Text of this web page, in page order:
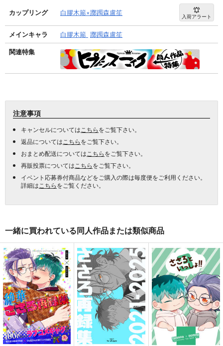
カップリング 白膠木簓×躑躅森盧笙 入荷アラート
メインキャラ 白膠木簓 躑躅森盧笙
関連特集
注意事項
キャンセルについては こちらをご覧下さい。
返品については こちらをご覧下さい。
おまとめ配送については こちらをご覧下さい。
再販投票については こちらをご覧下さい。
イベント応募券付商品などをご購入の際は毎度便をご利用ください。
詳細は こちらをご覧ください。
一緒に買われている同人作品または類似商品